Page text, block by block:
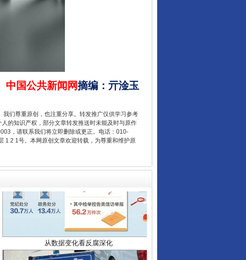
中国公共新闻网摘编 ： 亓淦玉
们尊重原创，也注重分享。转发推广仅供学习参考
的知识产权，部分文章转发推送时未能及时与原作
，请联系我们将立即删除或更正。电话：010-
1 2 1号。本网原创文章欢迎转载，为尊重和维护原